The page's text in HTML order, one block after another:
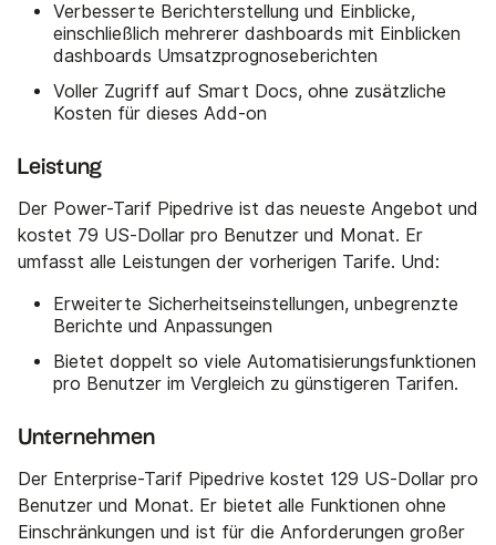
Verbesserte Berichterstellung und Einblicke,
einschließlich mehrerer dashboards mit Einblicken
dashboards Umsatzprognoseberichten
Voller Zugriff auf Smart Docs, ohne zusätzliche
Kosten für dieses Add-on
Leistung
Der Power-Tarif Pipedrive ist das neueste Angebot und
kostet 79 US-Dollar pro Benutzer und Monat. Er
umfasst alle Leistungen der vorherigen Tarife. Und:
Erweiterte Sicherheitseinstellungen, unbegrenzte
Berichte und Anpassungen
Bietet doppelt so viele Automatisierungsfunktionen
pro Benutzer im Vergleich zu günstigeren Tarifen.
Unternehmen
Der Enterprise-Tarif Pipedrive kostet 129 US-Dollar pro
Benutzer und Monat. Er bietet alle Funktionen ohne
Einschränkungen und ist für die Anforderungen großer